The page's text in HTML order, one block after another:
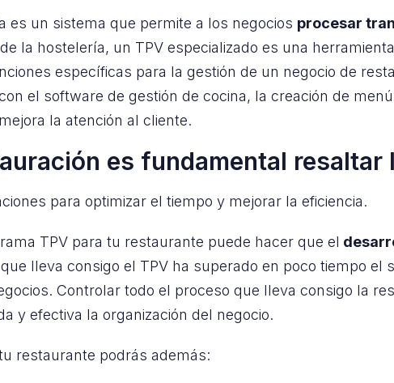
es un sistema que permite a los negocios procesar
la hostelería, un TPV especializado es una
específicas para la gestión de un negocio de
el software de gestión de cocina, la creación de
la atención al cliente.
es fundamental resaltar
para optimizar el tiempo y mejorar la eficiencia.
TPV para tu restaurante puede hacer que el
lleva consigo el TPV ha superado en poco tiempo el
Controlar todo el proceso que lleva consigo la
y efectiva la organización del negocio.
restaurante podrás además: